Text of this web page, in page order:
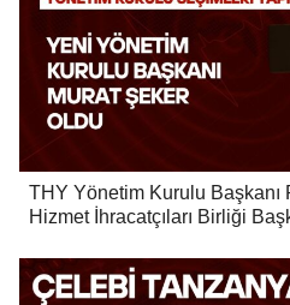
THY Yönetim Kurulu Başkanı
Hizmet İhracatçıları Birliği